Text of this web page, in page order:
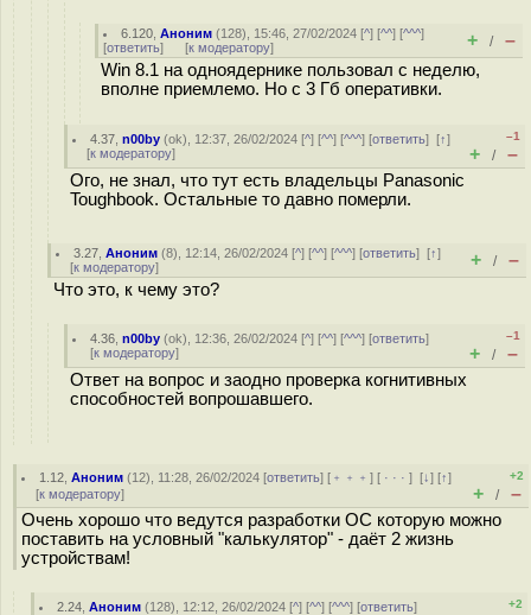
6.120 ,Аноним (128), 15:46, 27/02/2024 [^] [^^] [^^^]
[ответить] [к модератору] + / –
Win 8.1 на одноядернике пользовал с неделю,
вполне приемлемо. Но с 3 Гб оперативки.
4.37 ,n00by (ok), 12:37, 26/02/2024 [^] [^^] [^^^] [ответить][↑]
[к модератору]
–1
+ / –
Ого, не знал, что тут есть владельцы Panasonic
Toughbook. Остальные то давно померли.
3.27 ,Аноним (8), 12:14, 26/02/2024 [^] [^^] [^^^] [ответить][↑]
[к модератору] + / –
Что это, к чему это?
4.36 ,n00by (ok), 12:36, 26/02/2024 [^] [^^] [^^^] [ответить]
[к модератору]
–1
+ / –
Ответ на вопрос и заодно проверка когнитивных
способностей вопрошавшего.
1.12 ,Аноним (12), 11:28, 26/02/2024 [ответить] [ ﹢﹢﹢] [ · · ·][↓] [↑]
[к модератору]
+2
+ / –
Очень хорошо что ведутся разработки ОС которую можно
поставить на условный "калькулятор" - даёт 2 жизнь
устройствам!
2.24 ,Аноним (128), 12:12, 26/02/2024 [^] [^^] [^^^] [ответить]
+2